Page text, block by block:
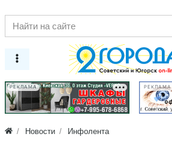
РЕКЛАМА РЕКЛАМА
Новости Инфолента